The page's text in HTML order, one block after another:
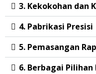
3. Kekokohan dan
4. Pabrikasi Presisi
5. Pemasangan
6. Berbagai Pilihan